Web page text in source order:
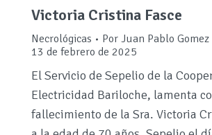
Victoria Cristina Fasce
Necrológicas Por Juan Pablo Gomez
13 de febrero de 2025
El Servicio de Sepelio de la
Electricidad Bariloche, lamenta
fallecimiento de la Sra. Victoria